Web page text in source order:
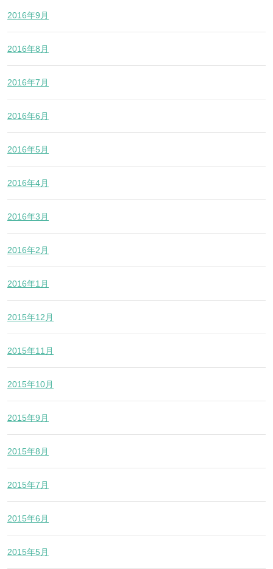
2016年9月
2016年8月
2016年7月
2016年6月
2016年5月
2016年4月
2016年3月
2016年2月
2016年1月
2015年12月
2015年11月
2015年10月
2015年9月
2015年8月
2015年7月
2015年6月
2015年5月